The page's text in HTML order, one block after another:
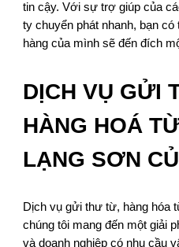
tin cậy. Với sự trợ giúp của
ty chuyển phát nhanh, bạn
hàng của mình sẽ đến đích
DỊCH VỤ GỬI
HÀNG HOÁ
LẠNG SƠN
Dịch vụ gửi thư từ, hàng hóa
chúng tôi mang đến một giải
và doanh nghiệp có nhu cầu